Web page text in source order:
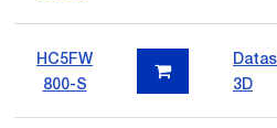
HC5FW
800-S
3D